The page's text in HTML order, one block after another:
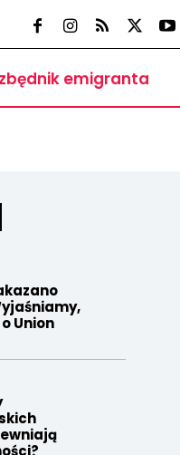
emigranta
Union